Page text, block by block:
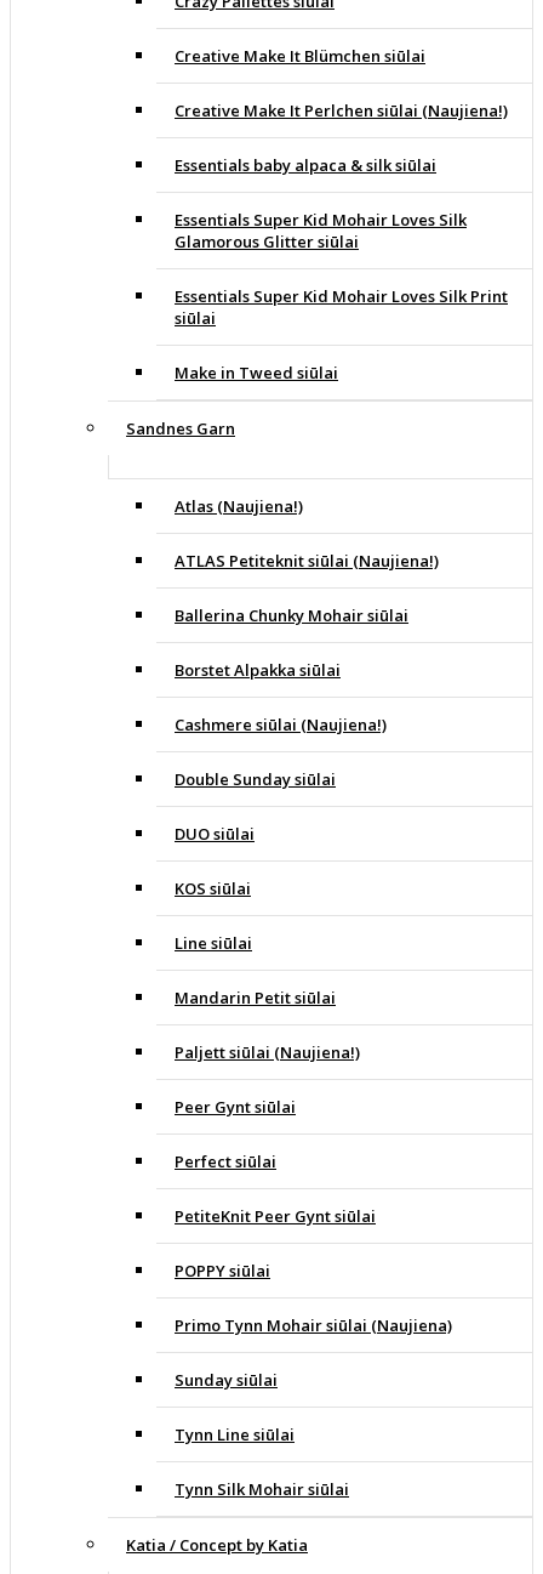
Creative Make It Blümchen siūlai
Creative Make It Perlchen siūlai (Naujiena!)
Essentials baby alpaca & silk siūlai
Essentials Super Kid Mohair Loves Silk
Glamorous Glitter siūlai
Essentials Super Kid Mohair Loves Silk Print
siūlai
Make in Tweed siūlai
Sandnes Garn
Atlas (Naujiena!)
ATLAS Petiteknit siūlai (Naujiena!)
Ballerina Chunky Mohair siūlai
Borstet Alpakka siūlai
Cashmere siūlai (Naujiena!)
Double Sunday siūlai
DUO siūlai
KOS siūlai
Line siūlai
Mandarin Petit siūlai
Paljett siūlai (Naujiena!)
Peer Gynt siūlai
Perfect siūlai
PetiteKnit Peer Gynt siūlai
POPPY siūlai
Primo Tynn Mohair siūlai (Naujiena)
Sunday siūlai
Tynn Line siūlai
Tynn Silk Mohair siūlai
Katia / Concept by Katia